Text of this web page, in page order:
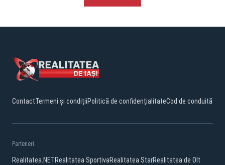
ContactTermeni și condițiiPolitică de confidențialitateCod de conduită
Parteneri:
Realitatea.NETRealitatea SportivaRealitatea StarRealitatea de Olt